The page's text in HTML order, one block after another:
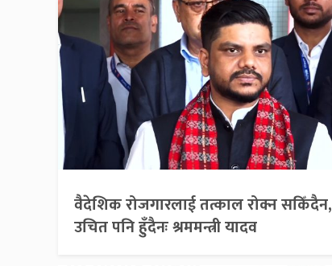
वैदेशिक रोजगारलाई तत्काल रोक्न सकिँदैन,
उचित पनि हुँदैनः श्रममन्त्री यादव